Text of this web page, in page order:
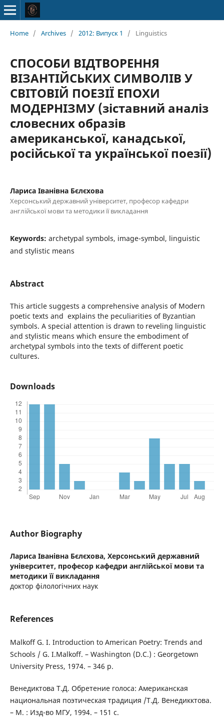
Home / Archives / 2012: Випуск 1 / Linguistics
СПОСОБИ ВІДТВОРЕННЯ
ВІЗАНТІЙСЬКИХ СИМВОЛІВ У
СВІТОВІЙ ПОЕЗІЇ ЕПОХИ
МОДЕРНІЗМУ (зіставний аналіз
словесних образів
американської, канадської,
російської та української поезії)
Лариса Іванівна Бєлєхова
Херсонський державний університет, професор кафедри
англійської мови та методики її викладання
Keywords: archetypal symbols, image-symbol, linguistic
and stylistic means
Abstract
This article suggests a comprehensive analysis of Modern
poetic texts and explains the peculiarities of Byzantian
symbols. A special attention is drawn to reveling linguistic
and stylistic means which ensure the embodiment of
archetypal symbols into the texts of different poetic
cultures.
Downloads
Author Biography
Лариса Іванівна Бєлєхова, Херсонський державний
університет, професор кафедри англійської мови та
методики її викладання
доктор філологічних наук
References
Malkoff G. I. Introduction to American Poetry: Trends and
Schools / G. I.Malkoff. – Washington (D.C.) : Georgetown
University Press, 1974. – 346 р.
Венедиктова Т.Д. Обретение голоса: Американская
национальная поэтическая традиция /Т.Д. Венедикктова.
– М. : Изд-во МГУ, 1994. – 151 с.